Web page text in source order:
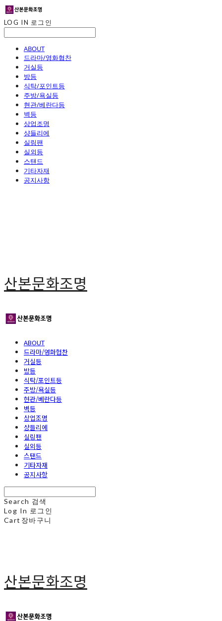
LOG IN 로그인
ABOUT
드라마/영화협찬
거실등
방등
식탁/포인트등
주방/욕실등
현관/베란다등
벽등
상업조명
샹들리에
실링팬
실외등
스탠드
기타자재
공지사항
산본문화조명
ABOUT
드라마/영화협찬
거실등
방등
식탁/포인트등
주방/욕실등
현관/베란다등
벽등
상업조명
샹들리에
실링팬
실외등
스탠드
기타자재
공지사항
Search 검색
Log In 로그인
Cart 장바구니
산본문화조명